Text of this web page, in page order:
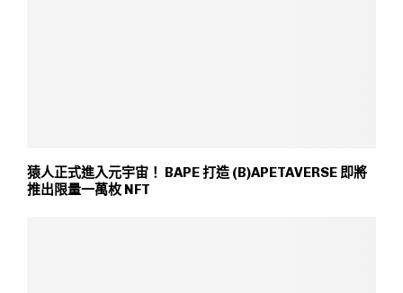
猿人正式進入元宇宙！ BAPE 打造 (B)APETAVERSE 即將
推出限量一萬枚 NFT